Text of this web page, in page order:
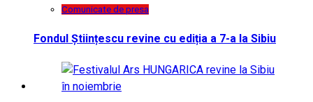
Comunicate de presa
Fondul Științescu revine cu ediția a 7-a la Sibiu